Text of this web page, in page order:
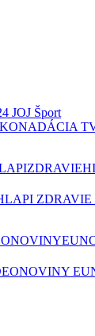
JOJ Šport
NADÁCIA
ZDRAVIE
ZDRAVIE